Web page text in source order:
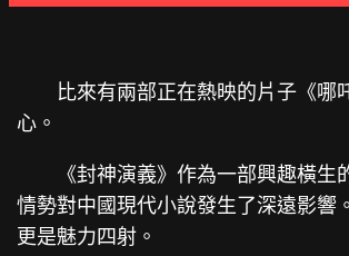
比來有兩部正在熱映的片子《哪
心。
《封神演義》作為一部興趣橫
情勢對中國現代小說發生了深遠影響
更是魅力四射。